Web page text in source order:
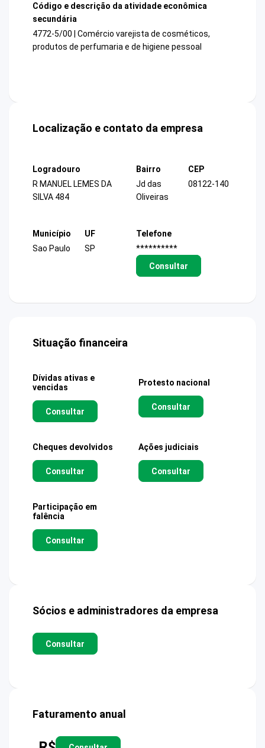
Código e descrição da atividade econômica
secundária
4772-5/00 | Comércio varejista de cosméticos,
produtos de perfumaria e de higiene pessoal
Localização e contato da empresa
Logradouro
R MANUEL LEMES DA
SILVA 484
Bairro
Jd das
Oliveiras
CEP
08122-140
Município
Sao Paulo
UF
SP
Telefone
**********
Consultar
Situação financeira
Dívidas ativas e
vencidas
Consultar
Protesto nacional
Consultar
Cheques devolvidos
Consultar
Ações judiciais
Consultar
Participação em
falência
Consultar
Sócios e administradores da empresa
Consultar
Faturamento anual